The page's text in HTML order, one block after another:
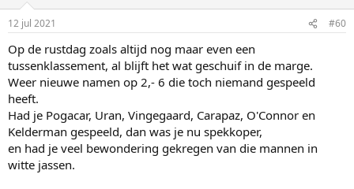
s
12 jul 2021 #60
Op de rustdag zoals altijd nog maar even een
tussenklassement, al blijft het wat geschuif in de marge.
Weer nieuwe namen op 2,- 6 die toch niemand gespeeld
heeft.
Had je Pogacar, Uran, Vingegaard, Carapaz, O'Connor en
Kelderman gespeeld, dan was je nu spekkoper,
en had je veel bewondering gekregen van die mannen in
witte jassen.